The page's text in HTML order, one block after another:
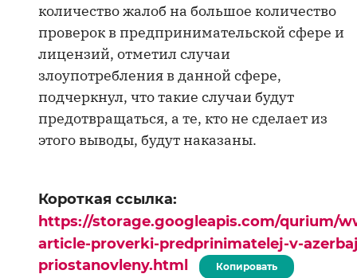
количество жалоб на большое количество
проверок в предпринимательской сфере и
лицензий, отметил случаи
злоупотребления в данной сфере,
подчеркнул, что такие случаи будут
предотвращаться, а те, кто не сделает из
этого выводы, будут наказаны.
Короткая ссылка:
https://storage.googleapis.com/qurium/
article-proverki-predprinimatelej-v-
priostanovleny.html
Копировать